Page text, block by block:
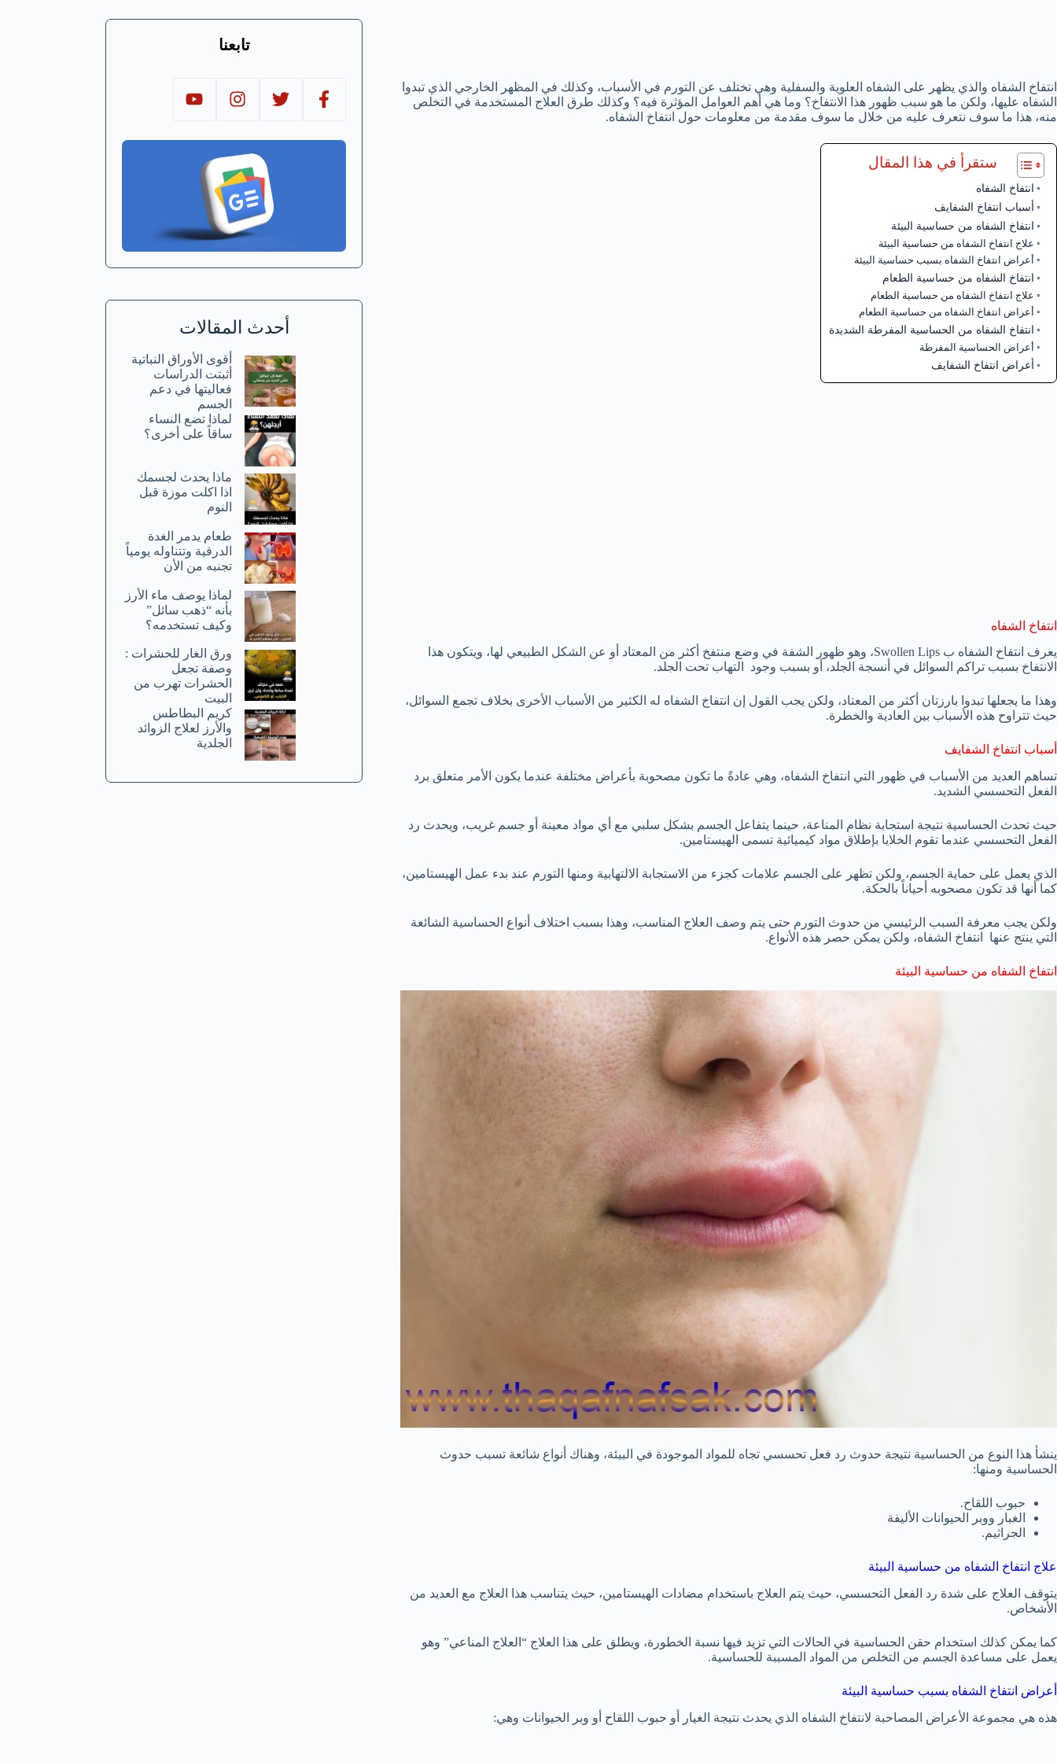
انتفاخ الشفاه والذي يظهر على الشفاه العلوية والسفلية وهي تختلف عن التورم في الأسباب، وكذلك في المظهر الخارجي الذي تبدوا
الشفاه عليها، ولكن ما هو سبب ظهور هذا الانتفاخ؟ وما هي أهم العوامل المؤثرة فيه؟ وكذلك طرق العلاج المستخدمة في التخلص
منه، هذا ما سوف نتعرف عليه من خلال ما سوف مقدمة من معلومات حول انتفاخ الشفاه.
ستقرأ في هذا المقال
انتفاخ الشفاه
أسباب انتفاخ الشفايف
انتفاخ الشفاه من حساسية البيئة
علاج انتفاخ الشفاه من حساسية البيئة
أعراض انتفاخ الشفاه بسبب حساسية البيئة
انتفاخ الشفاه من حساسية الطعام
علاج انتفاخ الشفاه من حساسية الطعام
أعراض انتفاخ الشفاه من حساسية الطعام
انتفاخ الشفاه من الحساسية المفرطة الشديدة
أعراض الحساسية المفرطة
أعراض انتفاخ الشفايف
انتفاخ الشفاه
يعرف انتفاخ الشفاه ب Swollen Lips، وهو ظهور الشفة في وضع منتفخ أكثر من المعتاد أو عن الشكل الطبيعي لها، ويتكون هذا
الانتفاخ بسبب تراكم السوائل في أنسجة الجلد، أو بسبب وجود التهاب تحت الجلد.
وهذا ما يجعلها تبدوا بارزتان أكثر من المعتاد، ولكن يجب القول إن انتفاخ الشفاه له الكثير من الأسباب الأخرى بخلاف تجمع السوائل،
حيث تتراوح هذه الأسباب بين العادية والخطرة.
أسباب انتفاخ الشفايف
تساهم العديد من الأسباب في ظهور التي انتفاخ الشفاه، وهي عادةً ما تكون مصحوبة بأعراض مختلفة عندما يكون الأمر متعلق برد
الفعل التحسسي الشديد.
حيث تحدث الحساسية نتيجة استجابة نظام المناعة، حينما يتفاعل الجسم بشكل سلبي مع أي مواد معينة أو جسم غريب، ويحدث رد
الفعل التحسسي عندما تقوم الخلايا بإطلاق مواد كيميائية تسمى الهيستامين.
الذي يعمل على حماية الجسم، ولكن تظهر على الجسم علامات كجزء من الاستجابة الالتهابية ومنها التورم عند بدء عمل الهيستامين،
كما أنها قد تكون مصحوبه أحياناً بالحكة.
ولكن يجب معرفة السبب الرئيسي من حدوث التورم حتى يتم وصف العلاج المناسب، وهذا بسبب اختلاف أنواع الحساسية الشائعة
التي ينتج عنها انتفاخ الشفاه، ولكن يمكن حصر هذه الأنواع.
انتفاخ الشفاه من حساسية البيئة
ينشأ هذا النوع من الحساسية نتيجة حدوث رد فعل تحسسي تجاه للمواد الموجودة في البيئة، وهناك أنواع شائعة تسبب حدوث
الحساسية ومنها:
حبوب اللقاح.
الغبار ووبر الحيوانات الأليفة
الجراثيم.
علاج انتفاخ الشفاه من حساسية البيئة
يتوقف العلاج على شدة رد الفعل التحسسي، حيث يتم العلاج باستخدام مضادات الهيستامين، حيث يتناسب هذا العلاج مع العديد من
الأشخاص.
كما يمكن كذلك استخدام حقن الحساسية في الحالات التي تزيد فيها نسبة الخطورة، ويطلق على هذا العلاج “العلاج المناعي” وهو
يعمل على مساعدة الجسم من التخلص من المواد المسببة للحساسية.
أعراض انتفاخ الشفاه بسبب حساسية البيئة
هذه هي مجموعة الأعراض المصاحبة لانتفاخ الشفاه الذي يحدث نتيجة الغيار أو حبوب اللقاح أو وبر الحيوانات وهي:
تابعنا
أحدث المقالات
أقوى الأوراق النباتية
أثبتت الدراسات
فعاليتها في دعم
الجسم
لماذا تضع النساء
ساقاً على أخرى؟
ماذا يحدث لجسمك
اذا اكلت موزة قبل
النوم
طعام يدمر الغدة
الدرقية وتتناوله يومياً
تجنبه من الأن
لماذا يوصف ماء الأرز
بأنه “ذهب سائل”
وكيف تستخدمه؟
ورق الغار للحشرات :
وصفة تجعل
الحشرات تهرب من
البيت
كريم البطاطس
والأرز لعلاج الزوائد
الجلدية